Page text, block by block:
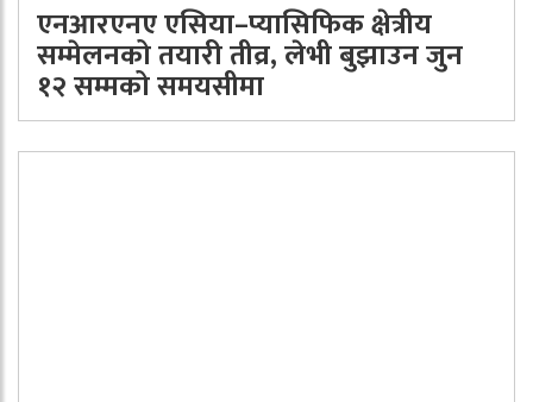
एनआरएनए एसिया–प्यासिफिक क्षेत्रीय
सम्मेलनको तयारी तीव्र, लेभी बुझाउन जुन
१२ सम्मको समयसीमा